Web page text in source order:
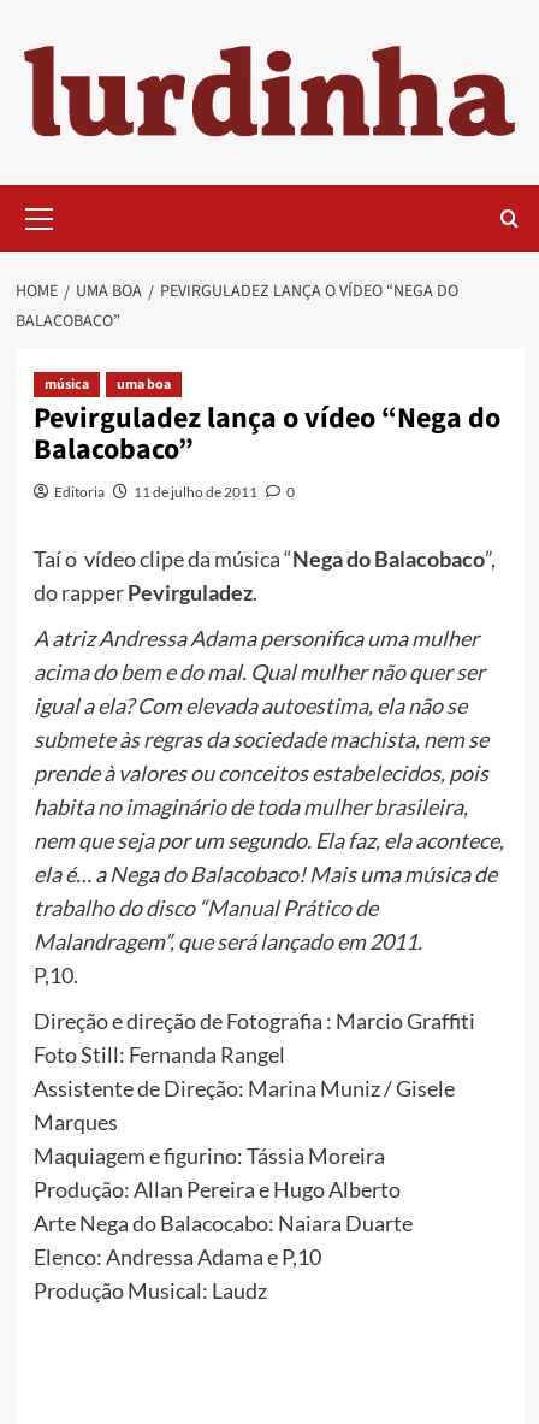
content
Menu
HOME UMA BOA
PEVIRGULADEZ LANÇA O VÍDEO “NEGA DO
BALACOBACO”
música uma boa
Pevirguladez lança o vídeo “Nega do
Balacobaco”
Editoria 11 de julho de 2011 0
Taí o vídeo clipe da música “Nega do Balacobaco”,
do rapperPevirguladez.
A atriz Andressa Adama personifica uma mulher
acima do bem e do mal. Qual mulher não quer ser
igual a ela? Com elevada autoestima, ela não se
submete às regras da sociedade machista, nem se
prende à valores ou conceitos estabelecidos, pois
habita no imaginário de toda mulher brasileira,
nem que seja por um segundo. Ela faz, ela acontece,
ela é… a Nega do Balacobaco! Mais uma música de
trabalho do disco “Manual Prático de
Malandragem”, que será lançado em 2011.
P,10.
Direção e direção de Fotografia : Marcio Graffiti
Foto Still: Fernanda Rangel
Assistente de Direção: Marina Muniz / Gisele
Marques
Maquiagem e figurino: Tássia Moreira
Produção: Allan Pereira e Hugo Alberto
Arte Nega do Balacocabo: Naiara Duarte
Elenco: Andressa Adama e P,10
Produção Musical: Laudz